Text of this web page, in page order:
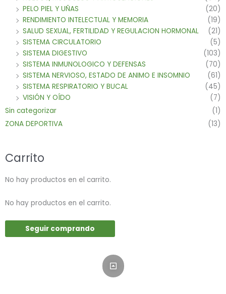
PELO PIEL Y UÑAS
(20)
RENDIMIENTO INTELECTUAL Y MEMORIA
(19)
SALUD SEXUAL, FERTILIDAD Y REGULACION HORMONAL
(21)
SISTEMA CIRCULATORIO
(5)
SISTEMA DIGESTIVO
(103)
SISTEMA INMUNOLOGICO Y DEFENSAS
(70)
SISTEMA NERVIOSO, ESTADO DE ANIMO E INSOMNIO
(61)
SISTEMA RESPIRATORIO Y BUCAL
(45)
VISIÓN Y OÍDO
(7)
Sin categorizar
(1)
ZONA DEPORTIVA
(13)
Carrito
No hay productos en el carrito.
No hay productos en el carrito.
Seguir comprando